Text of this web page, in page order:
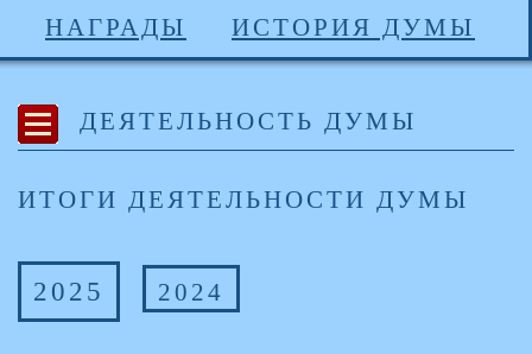
НАГРАДЫ ИСТОРИЯ ДУМЫ
ДЕЯТЕЛЬНОСТЬ ДУМЫ
ИТОГИ ДЕЯТЕЛЬНОСТИ ДУМЫ
2025 2024